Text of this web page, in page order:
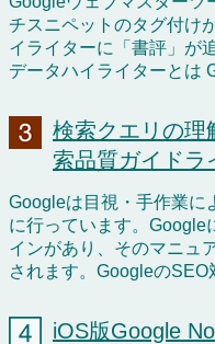
チスニペットのタグ付け
イライターに「書評」が
データハイライターとは
検索クエリの理
索品質ガイドラ
Googleは目視・手作業に
に行っています。Google
インがあり、そのマニュ
されます。GoogleのSEO
iOS版Google